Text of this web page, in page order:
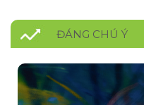
ĐÁNG CHÚ Ý